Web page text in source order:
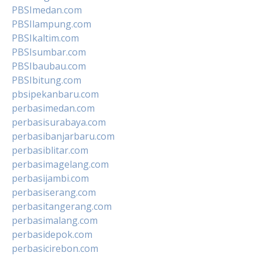
PBSImedan.com
PBSIlampung.com
PBSIkaltim.com
PBSIsumbar.com
PBSIbaubau.com
PBSIbitung.com
pbsipekanbaru.com
perbasimedan.com
perbasisurabaya.com
perbasibanjarbaru.com
perbasiblitar.com
perbasimagelang.com
perbasijambi.com
perbasiserang.com
perbasitangerang.com
perbasimalang.com
perbasidepok.com
perbasicirebon.com